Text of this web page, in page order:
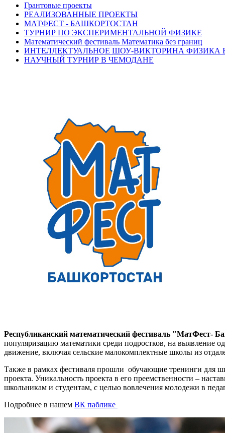
Грантовые проекты
РЕАЛИЗОВАННЫЕ ПРОЕКТЫ
МАТФЕСТ - БАШКОРТОСТАН
ТУРНИР ПО ЭКСПЕРИМЕНТАЛЬНОЙ ФИЗИКЕ
Математический фестиваль Математика без границ
ИНТЕЛЛЕКТУАЛЬНОЕ ШОУ-ВИКТОРИНА ФИЗИКА
НАУЧНЫЙ ТУРНИР В ЧЕМОДАНЕ
Республиканский математический фестиваль "МатФест-
популяризацию математики среди подростков, на выявление
движение, включая сельские малокомплектные школы из
Также в рамках фестиваля прошли обучающие тренинги для
проекта. Уникальность проекта в его преемственности –
школьникам и студентам, с целью вовлечения молодежи в
Подробнее в нашем ВК паблике